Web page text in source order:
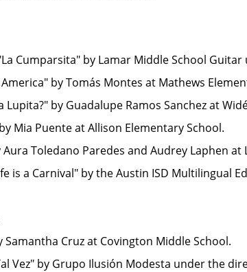
Cumparsita" by Lamar Middle School
by Tomás Montes at Mathews
Lupita?" by Guadalupe Ramos Sanchez at
Mia Puente at Allison Elementary School.
Toledano Paredes and Audrey Laphen at
is a Carnival" by the Austin ISD Multilingual
Cruz at Covington Middle School.
Vez" by Grupo Ilusión Modesta under the